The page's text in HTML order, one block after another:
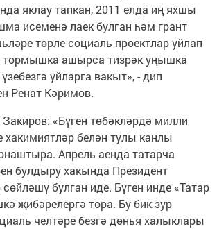
яклау тапкан, 2011 елда иң яхшы
исеменә лаек булган һәм грант
төрле социаль проектлар уйлап
ашырса тизрәк уңышка
уйларга вакыт», - дип
Ренат Кәримов.
«Бүген төбәкләрдә милли
белән тулы канлы
Апрель аенда татарча
булдыру хакында Президент
булган иде. Бүген инде «Татар
җибәрелергә тора. Бу бик зур
челтәре безгә дөнья халыклары